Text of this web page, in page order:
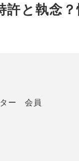
許と執念？
ター 会員